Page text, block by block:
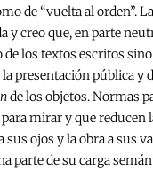
de “vuelta al orden”.
y creo que, en parte
de los textos escritos
presentación pública y
de los objetos. Normas
mirar y que reducen
sus ojos y la obra a sus
parte de su carga